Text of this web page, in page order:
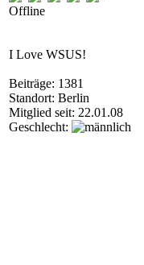
Offline
I Love WSUS!
Beiträge: 1381
Standort: Berlin
Mitglied seit: 22.01.08
Geschlecht: